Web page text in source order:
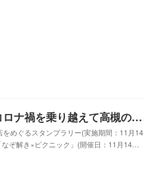
高槻グルメピクニック｜コロナ禍を乗り越えて高槻の街を元気に!
めぐるスタンプラリー(実施期間：11月14
ぞ解き×ピクニック」(開催日：11月14…